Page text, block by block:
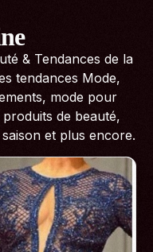
& Tendances de la
tendances Mode,
mode pour
de beauté,
et plus encore.